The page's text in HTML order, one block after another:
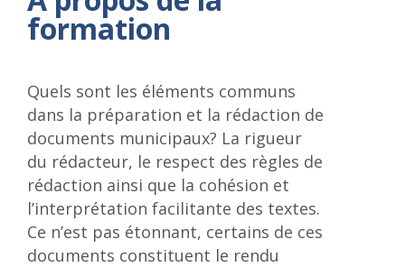
formation
Quels sont les éléments communs
dans la préparation et la rédaction de
documents municipaux? La rigueur
du rédacteur, le respect des règles de
rédaction ainsi que la cohésion et
l’interprétation facilitante des textes.
Ce n’est pas étonnant, certains de ces
documents constituent le rendu